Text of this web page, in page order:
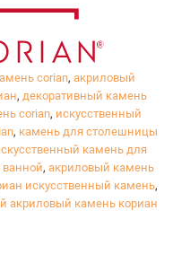
все ваши
качественный
вас в любой
corian, акриловый
, декоративный камень
corian, искусственный
, камень для столешницы
камень для
, акриловый камень
искусственный камень,
акриловый камень кориан